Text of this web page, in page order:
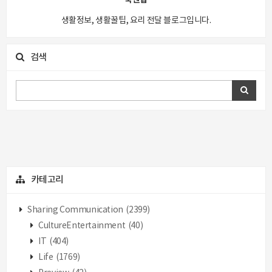
생활정보, 생활꿀팁, 요리 전달 블로그입니다.
검색
카테고리
Sharing Communication (2399)
CultureEntertainment (40)
(404)
Life (1769)